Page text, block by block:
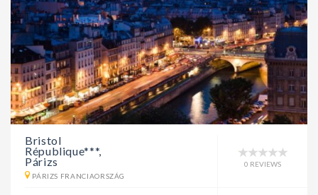
Bristol
République***,
Párizs
PÁRIZS FRANCIAORSZÁG
0 REVIEWS